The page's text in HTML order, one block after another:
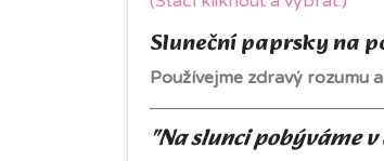
Sluneční paprsky na
Používejme zdravý rozumu
"Na slunci pobýváme